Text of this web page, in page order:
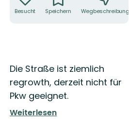
Besucht Speichern Wegbeschreibung
Beschreibung
Die Straße ist ziemlich
regrowth, derzeit nicht für
Pkw geeignet.
Weiterlesen